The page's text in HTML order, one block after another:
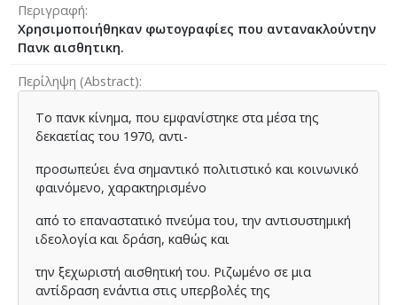
Περιγραφή
Xρησιμοποιήθηκαν φωτογραφίες που αντανακλούντην
Πανκ αισθητικη.
Περίληψη (Abstract)
Το πανκ κίνημα, που εμφανίστηκε στα μέσα της
δεκαετίας του 1970, αντι-
προσωπεύει ένα σημαντικό πολιτιστικό και κοινωνικό
φαινόμενο, χαρακτηρισμένο
από το επαναστατικό πνεύμα του, την αντισυστημική
ιδεολογία και δράση, καθώς και
την ξεχωριστή αισθητική του. Ριζωμένο σε μια
αντίδραση ενάντια στις υπερβολές της